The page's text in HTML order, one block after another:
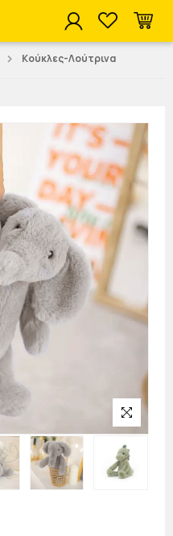
Κούκλες-Λούτρινα